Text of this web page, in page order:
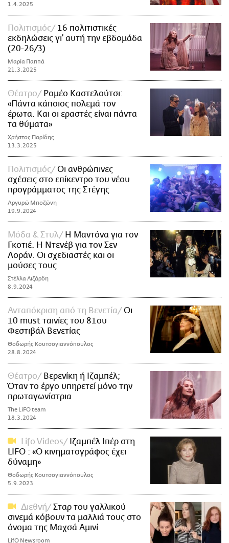
1.4.2025
Πολιτισμός
16 πολιτιστικές
εκδηλώσεις γι’ αυτή την εβδομάδα
(20-26/3)
Μαρία Παππά
21.3.2025
Θέατρο
Ρομέο Καστελούτσι:
«Πάντα κάποιος πολεμά τον
έρωτα. Και οι εραστές είναι πάντα
τα θύματα»
Χρήστος Παρίδης
13.3.2025
Πολιτισμός
Οι ανθρώπινες
σχέσεις στο επίκεντρο του νέου
προγράμματος της Στέγης
Αργυρώ Μποζώνη
19.9.2024
Μόδα & Στυλ
Η Μαντόνα για τον
Γκoτιέ. H Ντενέβ για τον Σεν
Λοράν. Οι σχεδιαστές και οι
μούσες τους
Στέλλα Λιζάρδη
8.9.2024
Ανταπόκριση από τη Βενετία
Οι
10 must ταινίες του 81ου
Φεστιβάλ Βενετίας
Θοδωρής Κουτσογιαννόπουλος
28.8.2024
Θέατρο
Βερενίκη ή Ιζαμπέλ;
Όταν το έργο υπηρετεί μόνο την
πρωταγωνίστρια
The LiFO team
18.3.2024
Lifo Videos
Ιζαμπέλ Ιπέρ στη
LIFO : «Ο κινηματογράφος έχει
δύναμη»
Θοδωρής Κουτσογιαννόπουλος
5.9.2023
Διεθνή
Σταρ του γαλλικού
σινεμά κόβουν τα μαλλιά τους στο
όνομα της Μαχσά Αμινί
LifO Newsroom